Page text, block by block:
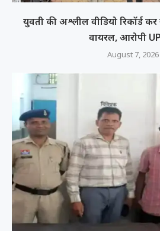
युवती की अश्लील वीडियो रिकॉर्ड
वायरल, आरोपी
August 7, 2026